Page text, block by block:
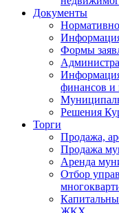
Документы
Формы
финансов и
Решения
Торги
Продажа,
Продажа
Аренда
Отбор